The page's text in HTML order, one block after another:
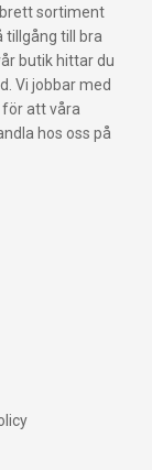
sortiment
till bra
butik hittar du
Vi jobbar med
för att våra
hos oss på